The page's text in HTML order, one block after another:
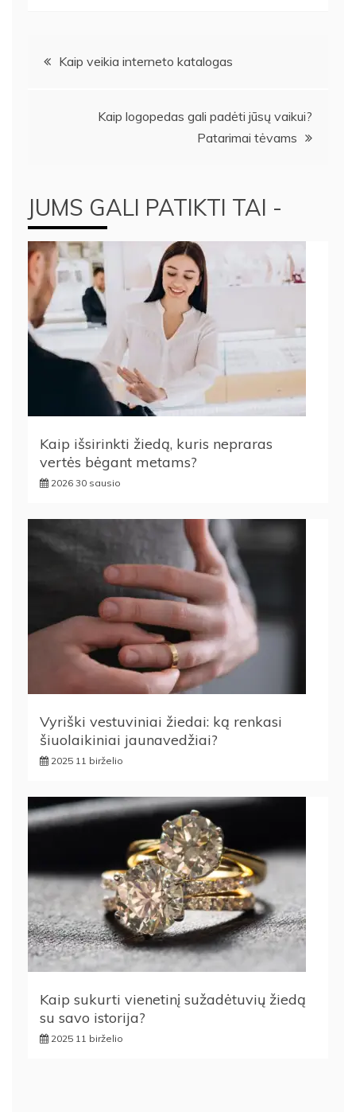
Navigacija
Kaip veikia interneto katalogas
Kaip logopedas gali padėti jūsų vaikui?
Patarimai tėvams
JUMS GALI PATIKTI TAI -
Kaip išsirinkti žiedą, kuris nepraras
vertės bėgant metams?
2026 30 sausio
Vyriški vestuviniai žiedai: ką renkasi
šiuolaikiniai jaunavedžiai?
2025 11 birželio
Kaip sukurti vienetinį sužadėtuvių žiedą
su savo istorija?
2025 11 birželio